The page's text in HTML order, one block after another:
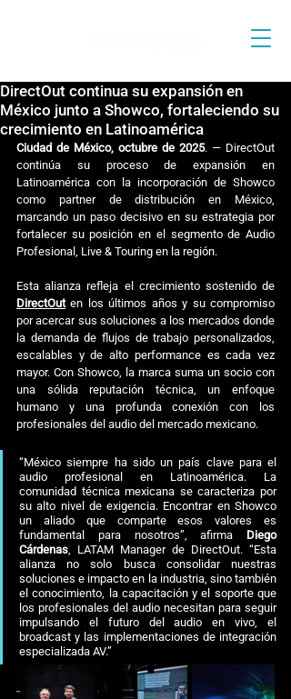
DirectOut continua su expansión en
México junto a Showco, fortaleciendo su
crecimiento en Latinoamérica
Ciudad de México, octubre de 2025. — DirectOut
continúa su proceso de expansión en
Latinoamérica con la incorporación de Showco
como partner de distribución en México,
marcando un paso decisivo en su estrategia por
fortalecer su posición en el segmento de Audio
Profesional, Live & Touring en la región.
DirectOut en los últimos años y su compromiso
por acercar sus soluciones a los mercados donde
la demanda de flujos de trabajo personalizados,
escalables y de alto performance es cada vez
mayor. Con Showco, la marca suma un socio con
una sólida reputación técnica, un enfoque
humano y una profunda conexión con los
profesionales del audio del mercado mexicano.
“México siempre ha sido un país clave para el
audio profesional en Latinoamérica. La
comunidad técnica mexicana se caracteriza por
su alto nivel de exigencia. Encontrar en Showco
un aliado que comparte esos valores es
fundamental para nosotros”, afirma Diego
Cárdenas, LATAM Manager de DirectOut. “Esta
alianza no solo busca consolidar nuestras
soluciones e impacto en la industria, sino también
el conocimiento, la capacitación y el soporte que
los profesionales del audio necesitan para seguir
impulsando el futuro del audio en vivo, el
broadcast y las implementaciones de integración
especializada AV.”